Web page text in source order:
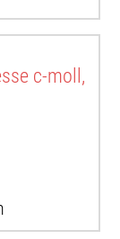
c-moll,